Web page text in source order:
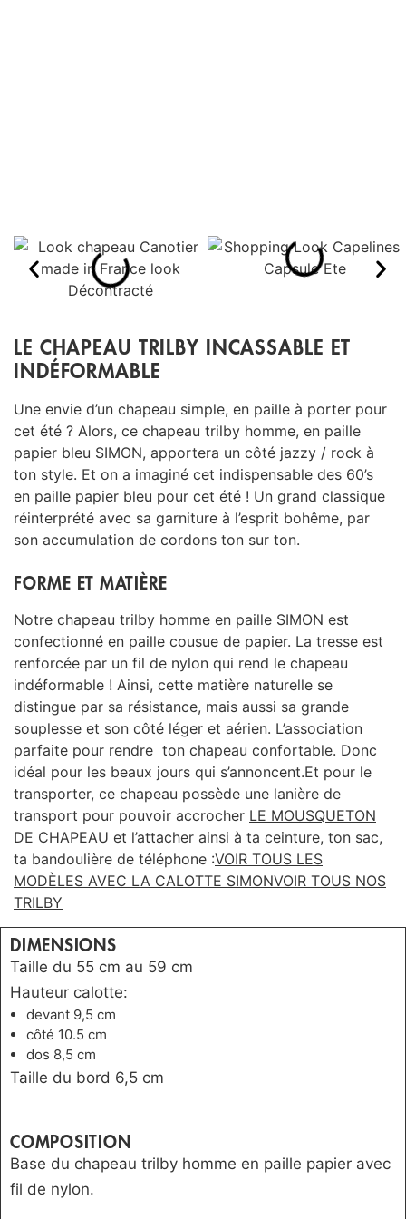
LE CHAPEAU TRILBY INCASSABLE ET
INDÉFORMABLE
Une envie d’un chapeau simple, en paille à porter pour
cet été ? Alors, ce chapeau trilby homme, en paille
papier bleu SIMON, apportera un côté jazzy / rock à
ton style. Et on a imaginé cet indispensable des 60’s
en paille papier bleu pour cet été ! Un grand classique
réinterprété avec sa garniture à l’esprit bohême, par
son accumulation de cordons ton sur ton.
FORME ET MATIÈRE
Notre chapeau trilby homme en paille SIMON est
confectionné en paille cousue de papier. La tresse est
renforcée par un fil de nylon qui rend le chapeau
indéformable ! Ainsi, cette matière naturelle se
distingue par sa résistance, mais aussi sa grande
souplesse et son côté léger et aérien. L’association
parfaite pour rendre ton chapeau confortable. Donc
idéal pour les beaux jours qui s’annoncent.Et pour le
transporter, ce chapeau possède une lanière de
transport pour pouvoir accrocher LE MOUSQUETON
DE CHAPEAU et l’attacher ainsi à ta ceinture, ton sac,
ta bandoulière de téléphone :VOIR TOUS LES
MODÈLES AVEC LA CALOTTE SIMONVOIR TOUS NOS
TRILBY
DIMENSIONS
Taille du 55 cm au 59 cm
Hauteur calotte:
devant 9,5 cm
côté 10.5 cm
dos 8,5 cm
Taille du bord 6,5 cm
COMPOSITION
Base du chapeau trilby homme en paille papier avec
fil de nylon.